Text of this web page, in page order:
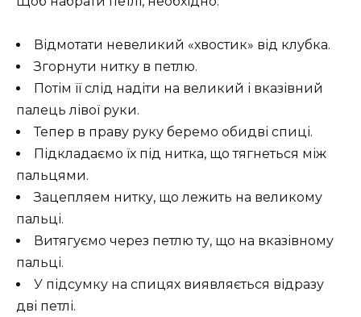
Відмотати невеликий «хвостик» від клубка.
Згорнути нитку в петлю.
Потім її слід надіти на великий і вказівний
палець лівої руки.
Тепер в праву руку беремо обидві спиці.
Підкладаємо їх під нитка, що тягнеться між
пальцями.
Зацепляем нитку, що лежить на великому
пальці.
Витягуємо через петлю ту, що на вказівному
пальці.
У підсумку на спицях виявляється відразу
дві петлі.